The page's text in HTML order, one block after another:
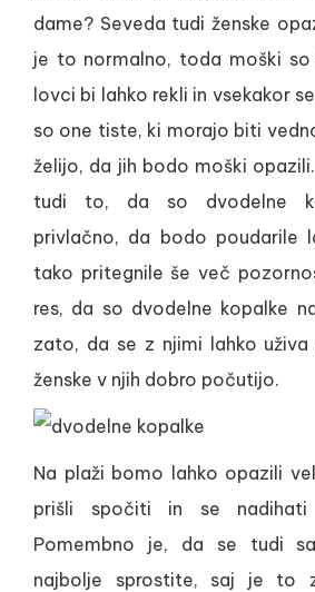
dame? Seveda tudi ženske
je to normalno, toda moški
lovci bi lahko rekli in vsekakor
so one tiste, ki morajo biti
želijo, da jih bodo moški
tudi to, da so dvodelne
privlačno, da bodo poudarile
tako pritegnile še več
res, da so dvodelne kopalke
zato, da se z njimi lahko
ženske v njih dobro počutijo.
Na plaži bomo lahko opazili
prišli spočiti in se nadihati
Pomembno je, da se tudi
najbolje sprostite, saj je to